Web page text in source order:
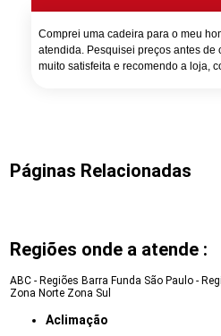
Comprei uma cadeira para o meu
atendida. Pesquisei preços antes de
muito satisfeita e recomendo a loja,
Páginas Relacionadas
Regiões onde a atende :
ABC - Regiões Barra Funda São Paulo -
Zona Norte Zona Sul
Aclimação